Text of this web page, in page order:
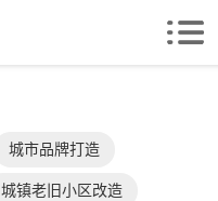
城市品牌打造
城镇老旧小区改造